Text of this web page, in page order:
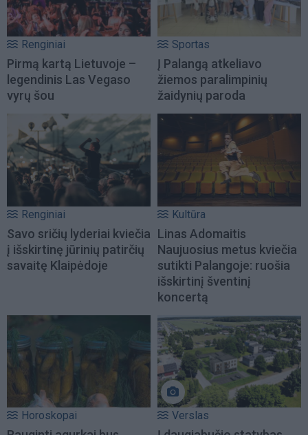
Renginiai
Pirmą kartą Lietuvoje –
legendinis Las Vegaso
vyrų šou
Sportas
Į Palangą atkeliavo
žiemos paralimpinių
žaidynių paroda
Renginiai
Savo sričių lyderiai kviečia
į išskirtinę jūrinių patirčių
savaitę Klaipėdoje
Kultūra
Linas Adomaitis
Naujuosius metus kviečia
sutikti Palangoje: ruošia
išskirtinį šventinį
koncertą
Horoskopai Verslas